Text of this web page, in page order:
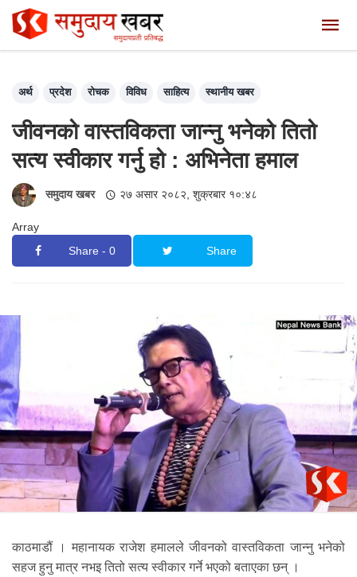
अर्थ प्रदेश रोचक विविध साहित्य स्थानीय खबर
जीवनको वास्तविकता जान्नु भनेको तितो
सत्य स्वीकार गर्नु हो : अभिनेता हमाल
समुदाय खबर २७ असार २०८२, शुक्रबार १०:४८
Array
Share - 0
Share
काठमाडौं । महानायक राजेश हमालले जीवनको वास्तविकता जान्नु भनेको
सहज हुनु मात्र नभइ तितो सत्य स्वीकार गर्ने भएको बताएका छन् ।